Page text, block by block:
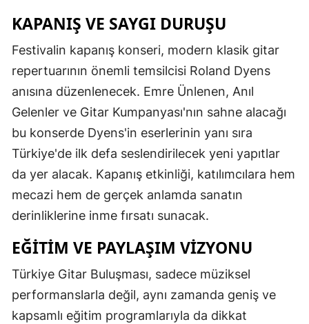
KAPANIŞ VE SAYGI DURUŞU
Festivalin kapanış konseri, modern klasik gitar
repertuarının önemli temsilcisi Roland Dyens
anısına düzenlenecek. Emre Ünlenen, Anıl
Gelenler ve Gitar Kumpanyası'nın sahne alacağı
bu konserde Dyens'in eserlerinin yanı sıra
Türkiye'de ilk defa seslendirilecek yeni yapıtlar
da yer alacak. Kapanış etkinliği, katılımcılara hem
mecazi hem de gerçek anlamda sanatın
derinliklerine inme fırsatı sunacak.
EĞITIM VE PAYLAŞIM VIZYONU
Türkiye Gitar Buluşması, sadece müziksel
performanslarla değil, aynı zamanda geniş ve
kapsamlı eğitim programlarıyla da dikkat